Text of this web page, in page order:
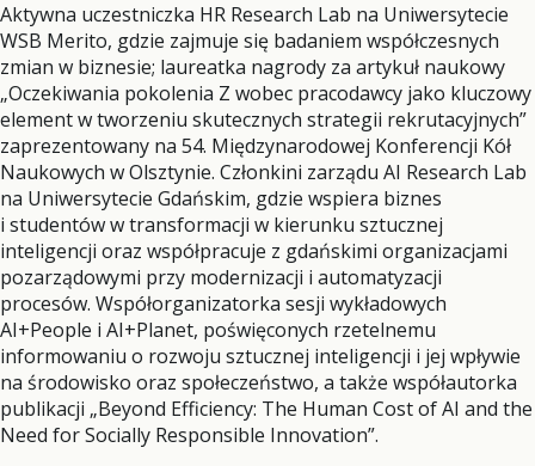
Aktywna uczestniczka HR Research Lab na Uniwersytecie
WSB Merito, gdzie zajmuje się badaniem współczesnych
zmian w biznesie; laureatka nagrody za artykuł naukowy
„Oczekiwania pokolenia Z wobec pracodawcy jako kluczowy
element w tworzeniu skutecznych strategii rekrutacyjnych”
zaprezentowany na 54. Międzynarodowej Konferencji Kół
Naukowych w Olsztynie. Członkini zarządu AI Research Lab
na Uniwersytecie Gdańskim, gdzie wspiera biznes
i studentów w transformacji w kierunku sztucznej
inteligencji oraz współpracuje z gdańskimi organizacjami
pozarządowymi przy modernizacji i automatyzacji
procesów. Współorganizatorka sesji wykładowych
AI+People i AI+Planet, poświęconych rzetelnemu
informowaniu o rozwoju sztucznej inteligencji i jej wpływie
na środowisko oraz społeczeństwo, a także współautorka
publikacji „Beyond Efficiency: The Human Cost of AI and the
Need for Socially Responsible Innovation”.